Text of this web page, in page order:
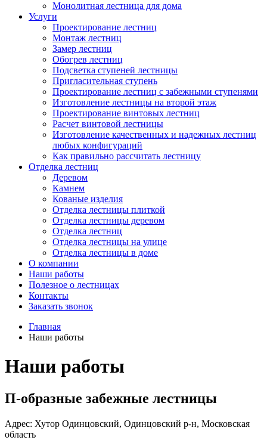
Монолитная лестница для дома
Услуги
Проектирование лестниц
Монтаж лестниц
Замер лестниц
Обогрев лестниц
Подсветка ступеней лестницы
Пригласительная ступень
Проектирование лестниц с забежными ступенями
Изготовление лестницы на второй этаж
Проектирование винтовых лестниц
Расчет винтовой лестницы
Изготовление качественных и надежных лестниц
любых конфигураций
Как правильно рассчитать лестницу
Отделка лестниц
Деревом
Камнем
Кованые изделия
Отделка лестницы плиткой
Отделка лестницы деревом
Отделка лестниц
Отделка лестницы на улице
Отделка лестницы в доме
О компании
Наши работы
Полезное о лестницах
Контакты
Заказать звонок
Главная
Наши работы
Наши работы
П-образные забежные лестницы
Адрес: Хутор Одинцовский, Одинцовский р-н, Московская
область